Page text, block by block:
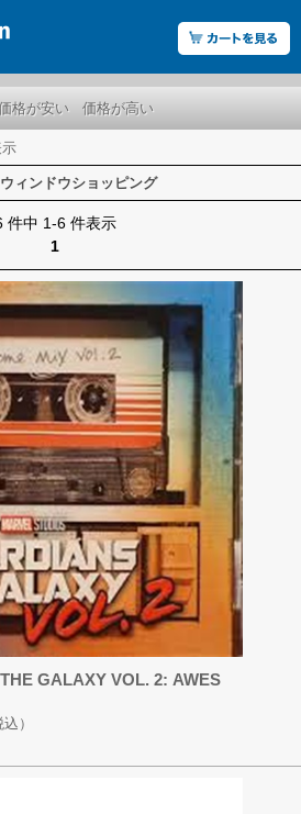
格が安い 価格が高い
ウィンドウショッピング
件中 1-6 件表示
1
GALAXY VOL. 2: AWES
込）